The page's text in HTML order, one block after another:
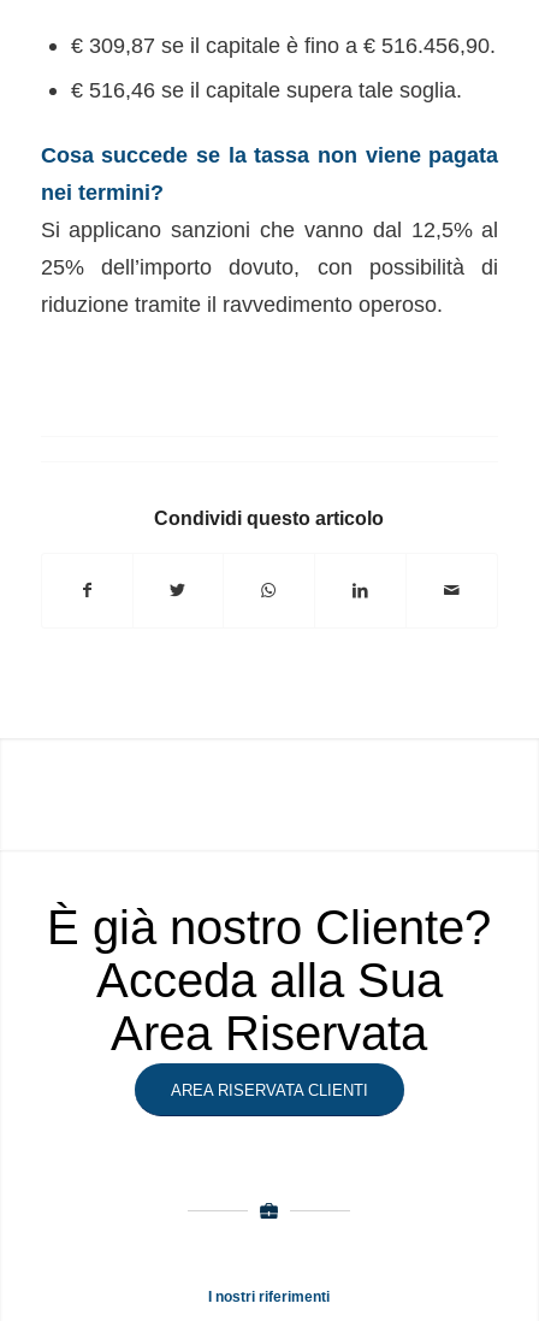
€ 309,87 se il capitale è fino a € 516.456,90.
€ 516,46 se il capitale supera tale soglia.
Cosa succede se la tassa non viene pagata
nei termini?
Si applicano sanzioni che vanno dal 12,5% al
25% dell’importo dovuto, con possibilità di
riduzione tramite il ravvedimento operoso.
Condividi questo articolo
È già nostro Cliente?
Acceda alla Sua
Area Riservata
AREA RISERVATA CLIENTI
I nostri riferimenti